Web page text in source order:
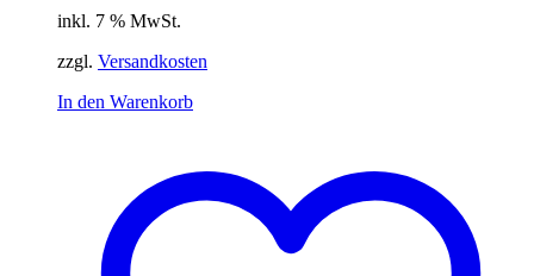
inkl. 7 % MwSt.
zzgl. Versandkosten
In den Warenkorb